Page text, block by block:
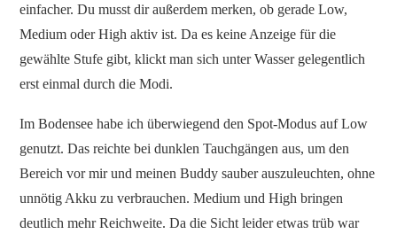
einfacher. Du musst dir außerdem merken, ob gerade Low,
Medium oder High aktiv ist. Da es keine Anzeige für die
gewählte Stufe gibt, klickt man sich unter Wasser gelegentlich
erst einmal durch die Modi.
Im Bodensee habe ich überwiegend den Spot-Modus auf Low
genutzt. Das reichte bei dunklen Tauchgängen aus, um den
Bereich vor mir und meinen Buddy sauber auszuleuchten, ohne
unnötig Akku zu verbrauchen. Medium und High bringen
deutlich mehr Reichweite. Da die Sicht leider etwas trüb war